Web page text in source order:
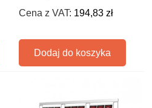
Cena z VAT: 194,83 zł
Dodaj do koszyka